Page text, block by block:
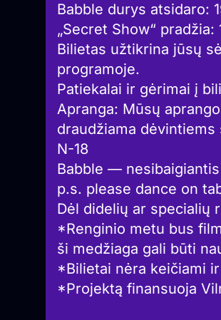
Babble durys atsidaro:
„Secret Show“ pradžia:
Bilietas užtikrina jūsų
programoje.
Patiekalai ir gėrimai į
Apranga: Mūsų
draudžiama
N-18
Babble —
p.s. please dance on
Dėl didelių ar specialių
*Renginio metu bus
ši medžiaga gali būti
*Bilietai nėra keičiami
*Projektą finansuoja